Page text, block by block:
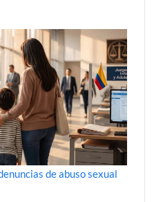
de abuso sexual